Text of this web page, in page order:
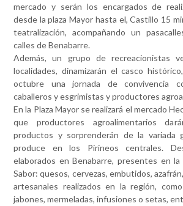
mercado y serán los encargados de
desde la plaza Mayor hasta el, Castillo 15
teatralización, acompañando un
calles de Benabarre.
Además, un grupo de recreacionistas
localidades, dinamizarán el casco
octubre una jornada de convivencia
caballeros y esgrimistas y productores
En la Plaza Mayor se realizará el mercado
que productores agroalimentarios
productos y sorprenderán de la variada
produce en los Pirineos centrales.
elaborados en Benabarre, presentes en
Sabor: quesos, cervezas, embutidos,
artesanales realizados en la región,
jabones, mermeladas, infusiones o setas,